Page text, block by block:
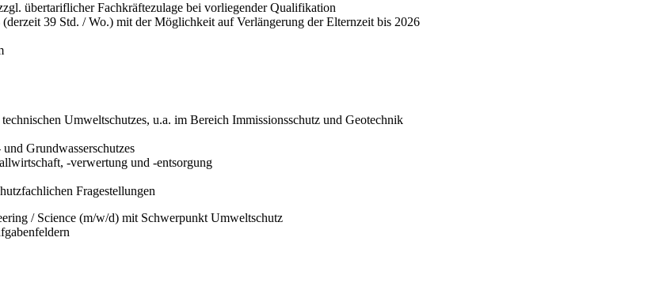
übertariflicher Fachkräftezulage bei vorliegender Qualifikation
39 Std. / Wo.) mit der Möglichkeit auf Verlängerung der Eltern­zeit bis 2026
Umwelt­schutzes, u.a. im Bereich Immissions­schutz und Geotechnik
Grundwasser­schutzes
-verwertung und -entsorgung
Fragestellungen
/ Science (m/w/d) mit Schwerpunkt Umweltschutz